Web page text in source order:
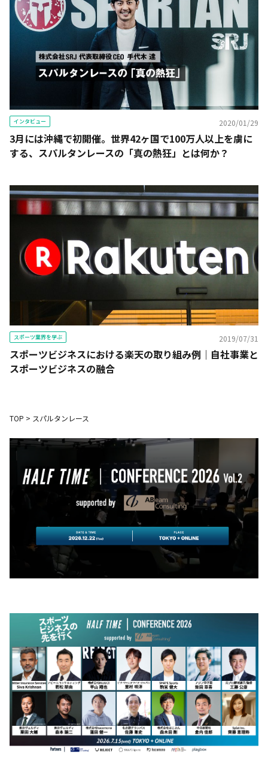
インタビュー 2020/01/29
3月には沖縄で初開催。世界42ヶ国で100万人以上を虜に
する、スパルタンレースの「真の熱狂」とは何か？
スポーツ業界を学ぶ 2019/07/31
スポーツビジネスにおける楽天の取り組み例｜自社事業と
スポーツビジネスの融合
TOP > スパルタンレース